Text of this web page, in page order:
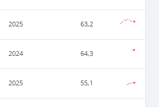
2025 63,2
2024 64,3
2025 55,1